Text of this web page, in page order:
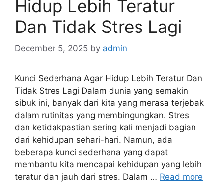
Hidup Lebih Teratur
Dan Tidak Stres Lagi
December 5, 2025 by admin
Kunci Sederhana Agar Hidup Lebih Teratur Dan
Tidak Stres Lagi Dalam dunia yang semakin
sibuk ini, banyak dari kita yang merasa terjebak
dalam rutinitas yang membingungkan. Stres
dan ketidakpastian sering kali menjadi bagian
dari kehidupan sehari-hari. Namun, ada
beberapa kunci sederhana yang dapat
membantu kita mencapai kehidupan yang lebih
teratur dan jauh dari stres. Dalam … Read more